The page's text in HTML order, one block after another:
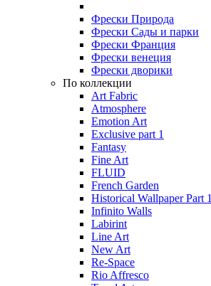
Фрески Природа
Фрески Сады и парки
Фрески Франция
Фрески венеция
Фрески дворики
По коллекции
Art Fabric
Atmosphere
Emotion Art
Exclusive part 1
Fantasy
Fine Art
FLUID
French Garden
Historical Wallpaper Part 1
Infinito Walls
Labirint
Line Art
New Art
Re-Space
Rio Affresco